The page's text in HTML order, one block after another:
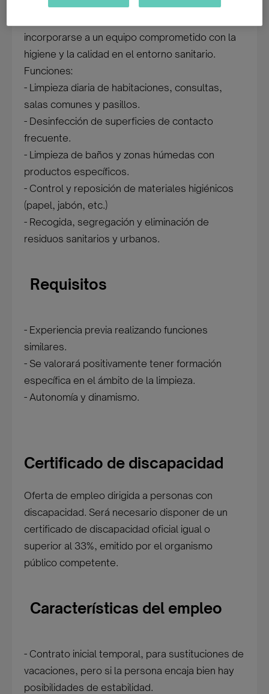
Un importante centro sanitario de Donosti está
incorporarse a un equipo comprometido con la
higiene y la calidad en el entorno sanitario.
Funciones:
- Limpieza diaria de habitaciones, consultas,
salas comunes y pasillos.
- Desinfección de superficies de contacto
frecuente.
- Limpieza de baños y zonas húmedas con
productos específicos.
- Control y reposición de materiales higiénicos
(papel, jabón, etc.)
- Recogida, segregación y eliminación de
residuos sanitarios y urbanos.
Requisitos
- Experiencia previa realizando funciones
similares.
- Se valorará positivamente tener formación
específica en el ámbito de la limpieza.
- Autonomía y dinamismo.
Certificado de discapacidad
Oferta de empleo dirigida a personas con
discapacidad. Será necesario disponer de un
certificado de discapacidad oficial igual o
superior al 33%, emitido por el organismo
público competente.
Características del empleo
- Contrato inicial temporal, para sustituciones de
vacaciones, pero si la persona encaja bien hay
posibilidades de estabilidad.